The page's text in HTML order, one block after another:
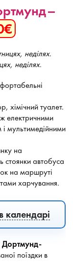
неділях.
неділях.
хімічний туалет.
електричними
мультимедійними
на
стоянки автобуса
на маршруті
харчування.
календарі
Дортмунд-
поїздки в